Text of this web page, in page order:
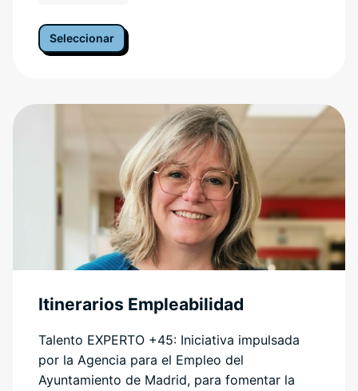
Seleccionar
Itinerarios Empleabilidad
Talento EXPERTO +45: Iniciativa impulsada
por la Agencia para el Empleo del
Ayuntamiento de Madrid, para fomentar la